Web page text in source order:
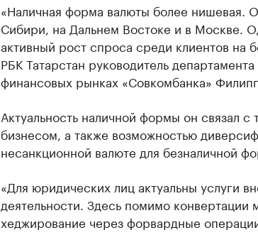
«Наличная форма валюты более нишевая.
Сибири, на Дальнем Востоке и в Москве.
активный рост спроса среди клиентов на
РБК Татарстан руководитель
финансовых рынках «Совкомбанка»
Актуальность наличной формы он связал
бизнесом, а также возможностью
несанкционной валюте для безналичной
«Для юридических лиц актуальны услуги
деятельности. Здесь помимо конвертации
хеджирование через форвардные